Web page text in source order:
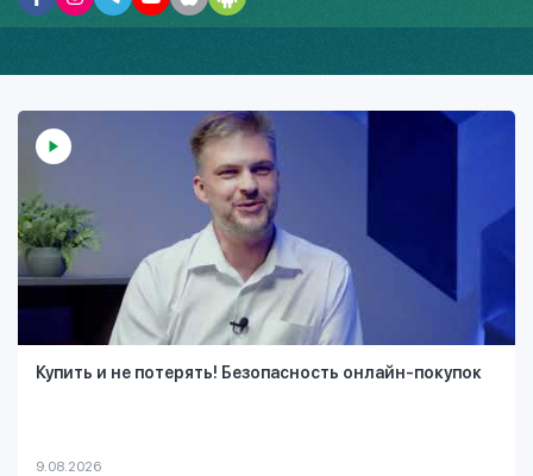
Купить и не потерять! Безопасность онлайн-покупок
9.08.2026